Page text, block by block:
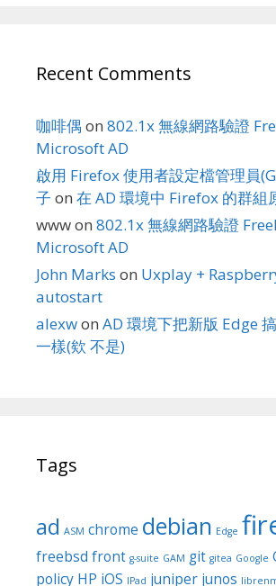
Recent Comments
咖啡偶 on 802.1x 無線網路驗證
Microsoft AD
啟用 Firefox 使用者設定檔管理員
子 on 在 AD 環境中 Firefox 的群組
wwwon 802.1x 無線網路驗證
Microsoft AD
John Marks on Uxplay +
autostart
alexwon AD 環境下把新版 Edge
一樣(欸 不是)
Tags
ad ASM chrome debian Edge
freebsd front g-suite GAM git gitea Google
policy HP iOS IPad juniper junos